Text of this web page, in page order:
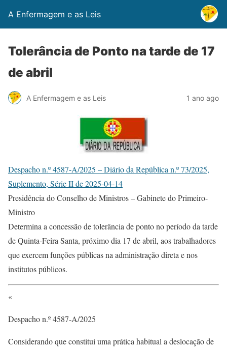
A Enfermagem e as Leis
Tolerância de Ponto na tarde de 17
de abril
A Enfermagem e as Leis 1 ano ago
Despacho n.º 4587-A/2025 – Diário da República n.º 73/2025,
Suplemento, Série II de 2025-04-14
Presidência do Conselho de Ministros – Gabinete do Primeiro-
Ministro
Determina a concessão de tolerância de ponto no período da tarde
de Quinta-Feira Santa, próximo dia 17 de abril, aos trabalhadores
que exercem funções públicas na administração direta e nos
institutos públicos.
«
Despacho n.º 4587-A/2025
Considerando que constitui uma prática habitual a deslocação de